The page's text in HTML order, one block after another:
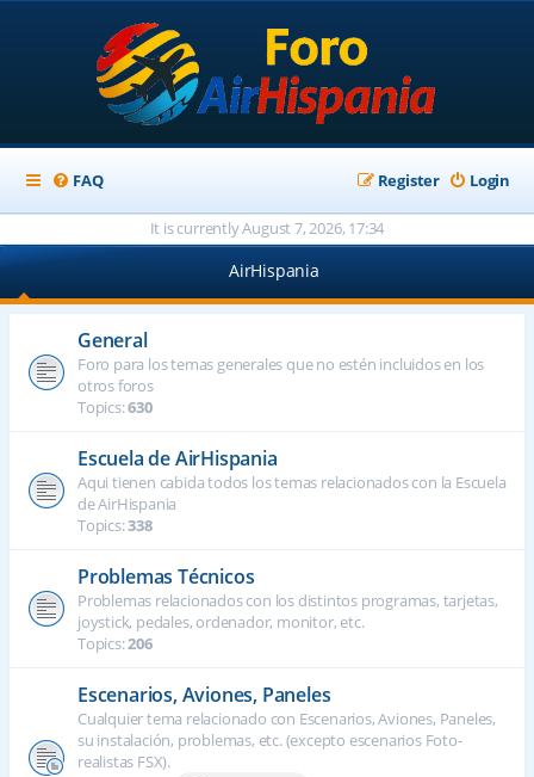
FAQ Login
Register
It is currently August 7, 2026, 17:34
AirHispania
General
Foro para los temas generales que no estén incluidos en los
otros foros
Topics:630
Escuela de AirHispania
Aqui tienen cabida todos los temas relacionados con la Escuela
de AirHispania
Topics:338
Problemas Técnicos
Problemas relacionados con los distintos programas, tarjetas,
joystick, pedales, ordenador, monitor, etc.
Topics:206
Escenarios, Aviones, Paneles
Cualquier tema relacionado con Escenarios, Aviones, Paneles,
su instalación, problemas, etc. (excepto escenarios Foto-
realistas FSX).